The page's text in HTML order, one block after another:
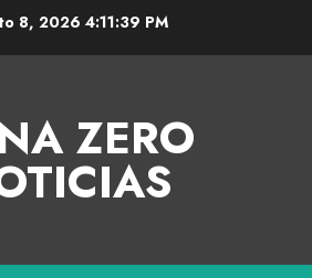
8, 2026 4:11:39 PM
ZERO